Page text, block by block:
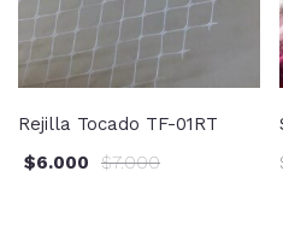
Rejilla Tocado TF-01RT
$7.000
$6.000